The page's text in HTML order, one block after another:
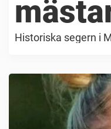
Historiska segern i